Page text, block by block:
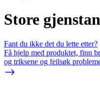
Store
Fant du ikke det du lette etter?
Få hjelp med produktet, finn
og triksene og feilsøk